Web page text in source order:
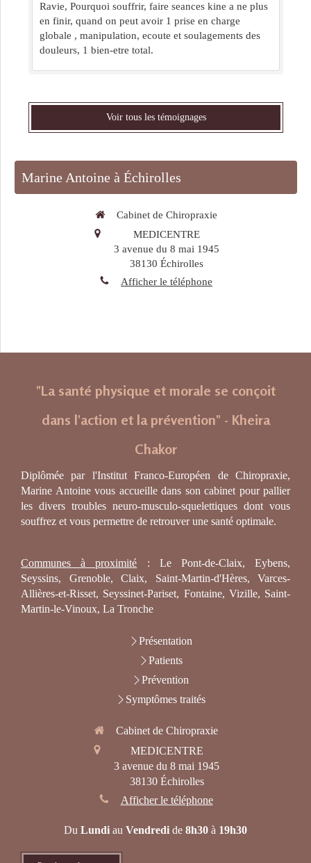
Ravie, Pourquoi souffrir, faire seances kine a ne plus
en finir, quand on peut avoir 1 prise en charge
globale , manipulation, ecoute et soulagements des
douleurs, 1 bien-etre total.
Voir tous les témoignages
Marine Antoine à Échirolles
Cabinet de Chiropraxie
MEDICENTRE
3 avenue du 8 mai 1945
38130 Échirolles
Afficher le téléphone
"La santé physique et morale se conçoit
dans l'action et la prévention" - Kheira
Chakor
Diplômée par l'Institut Franco-Européen de Chiropraxie,
Marine Antoine vous accueille dans son cabinet pour pallier
les divers troubles neuro-musculo-squelettiques dont vous
souffrez et vous permettre de retrouver une santé optimale.
Communes à proximité : Le Pont-de-Claix, Eybens,
Seyssins, Grenoble, Claix, Saint-Martin-d'Hères, Varces-
Allières-et-Risset, Seyssinet-Pariset, Fontaine, Vizille, Saint-
Martin-le-Vinoux, La Tronche
Présentation
Patients
Prévention
Symptômes traités
Cabinet de Chiropraxie
MEDICENTRE
3 avenue du 8 mai 1945
38130 Échirolles
Afficher le téléphone
Du Lundi au Vendredi de 8h30 à 19h30